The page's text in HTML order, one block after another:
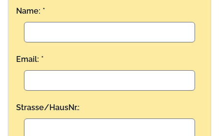
Name: *
Email: *
Strasse/HausNr.: